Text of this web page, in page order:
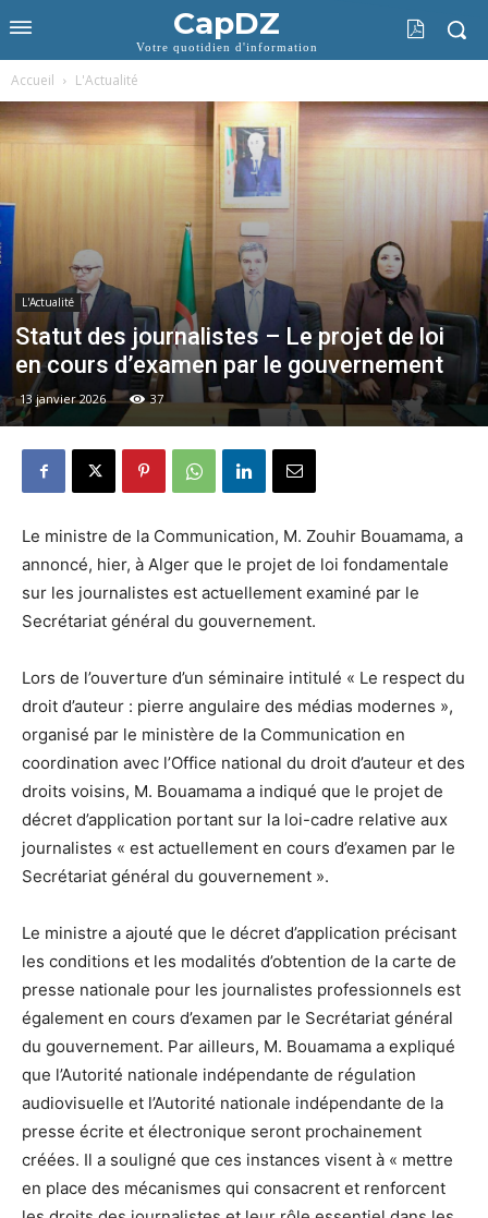
CapDZ
Votre quotidien d'information
Accueil L'Actualité
L'Actualité
Statut des journalistes – Le projet de loi
en cours d’examen par le gouvernement
13 janvier 2026 37
Le ministre de la Communication, M. Zouhir Bouamama, a
annoncé, hier, à Alger que le projet de loi fondamentale
sur les journalistes est actuellement examiné par le
Secrétariat général du gouvernement.
Lors de l’ouverture d’un séminaire intitulé « Le respect du
droit d’auteur : pierre angulaire des médias modernes »,
organisé par le ministère de la Communication en
coordination avec l’Office national du droit d’auteur et des
droits voisins, M. Bouamama a indiqué que le projet de
décret d’application portant sur la loi-cadre relative aux
journalistes « est actuellement en cours d’examen par le
Secrétariat général du gouvernement ».
Le ministre a ajouté que le décret d’application précisant
les conditions et les modalités d’obtention de la carte de
presse nationale pour les journalistes professionnels est
également en cours d’examen par le Secrétariat général
du gouvernement. Par ailleurs, M. Bouamama a expliqué
que l’Autorité nationale indépendante de régulation
audiovisuelle et l’Autorité nationale indépendante de la
presse écrite et électronique seront prochainement
créées. Il a souligné que ces instances visent à « mettre
en place des mécanismes qui consacrent et renforcent